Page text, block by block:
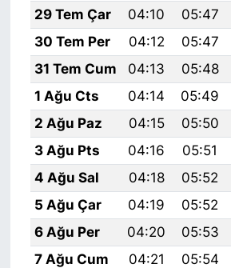
29 Tem Çar
04:10 05:47
30 Tem Per
04:12 05:47
31 Tem Cum
04:13 05:48
1 Ağu Cts
04:14 05:49
2 Ağu Paz
04:15 05:50
3 Ağu Pts
04:16 05:51
4 Ağu Sal
04:18 05:52
5 Ağu Çar
04:19 05:52
6 Ağu Per
04:20 05:53
7 Ağu Cum
04:21 05:54